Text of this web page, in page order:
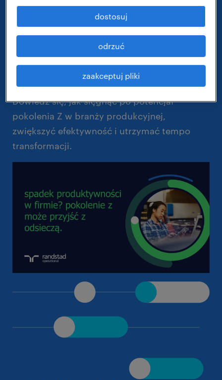
Pokolenie Z, które coraz śmielej wkracza na
rynek pracy, może przyjść z odsieczą i
sprawić, że firmy produkcyjne zwiększą
efektywność swoich procesów.
Pobierz raport od ekspertów Randstad.
Dowiedz się, jak sięgnąć po potencjał
pokolenia Z w branży produkcyjnej,
zwiększyć efektywność i utrzymać tempo
transformacji.
zaakceptuj pliki
odrzuć
dostosuj